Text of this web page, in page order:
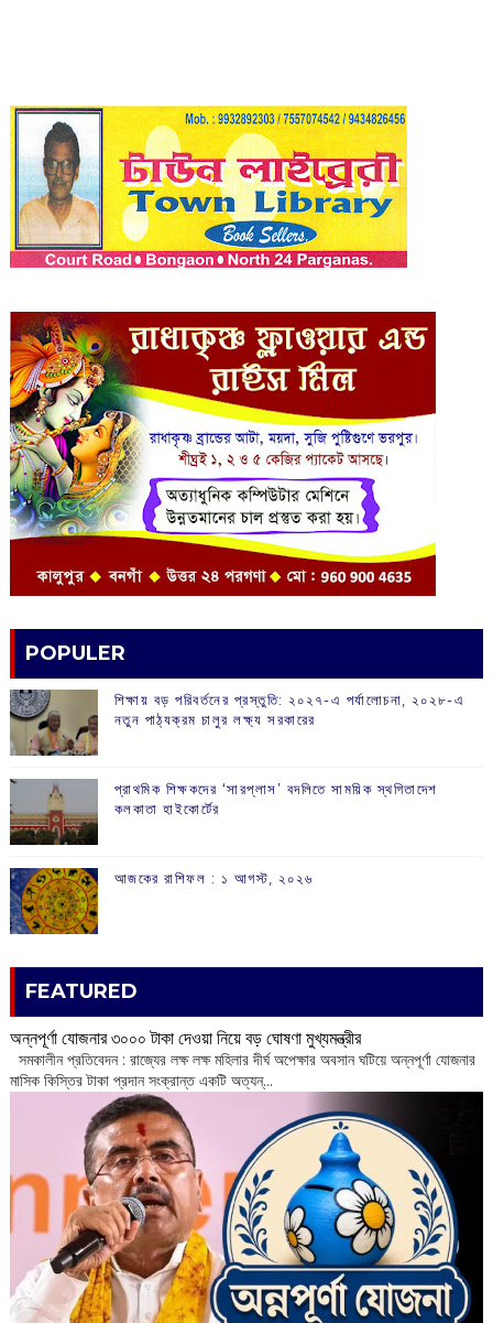
POPULER
শিক্ষায় বড় পরিবর্তনের প্রস্তুতি: ২০২৭-এ পর্যালোচনা, ২০২৮-এ
নতুন পাঠ্যক্রম চালুর লক্ষ্য সরকারের
প্রাথমিক শিক্ষকদের ‘সারপ্লাস’ বদলিতে সাময়িক স্থগিতাদেশ
কলকাতা হাইকোর্টের
আজকের রাশিফল :‌ ‌‌১ আগস্ট, ২০২৬
FEATURED
অন্নপূর্ণা যোজনার ৩০০০ টাকা দেওয়া নিয়ে বড় ঘোষণা মুখ্যমন্ত্রীর
সমকালীন প্রতিবেদন : রাজ্যের লক্ষ লক্ষ মহিলার দীর্ঘ অপেক্ষার অবসান ঘটিয়ে অন্নপূর্ণা যোজনার
মাসিক কিস্তির টাকা প্রদান সংক্রান্ত একটি অত্যন্...